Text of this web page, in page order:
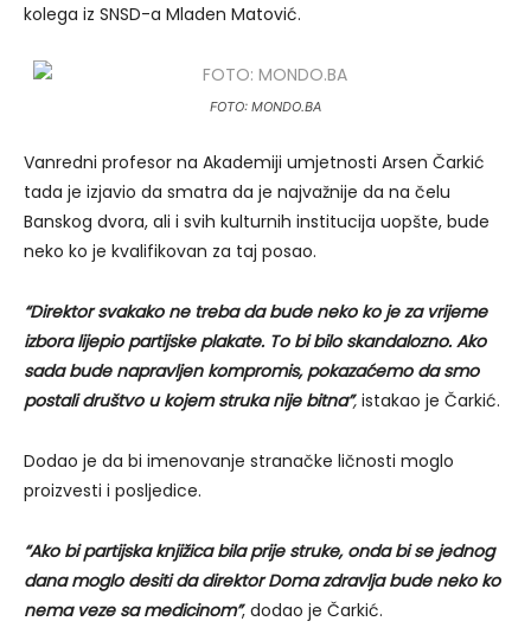
kolega iz SNSD-a Mladen Matović.
FOTO: MONDO.BA
Vanredni profesor na Akademiji umjetnosti Arsen Čarkić
tada je izjavio da smatra da je najvažnije da na čelu
Banskog dvora, ali i svih kulturnih institucija uopšte, bude
neko ko je kvalifikovan za taj posao.
“Direktor svakako ne treba da bude neko ko je za vrijeme
izbora lijepio partijske plakate. To bi bilo skandalozno. Ako
sada bude napravljen kompromis, pokazaćemo da smo
postali društvo u kojem struka nije bitna”, istakao je Čarkić.
Dodao je da bi imenovanje stranačke ličnosti moglo
proizvesti i posljedice.
“Ako bi partijska knjižica bila prije struke, onda bi se jednog
dana moglo desiti da direktor Doma zdravlja bude neko ko
nema veze sa medicinom”, dodao je Čarkić.